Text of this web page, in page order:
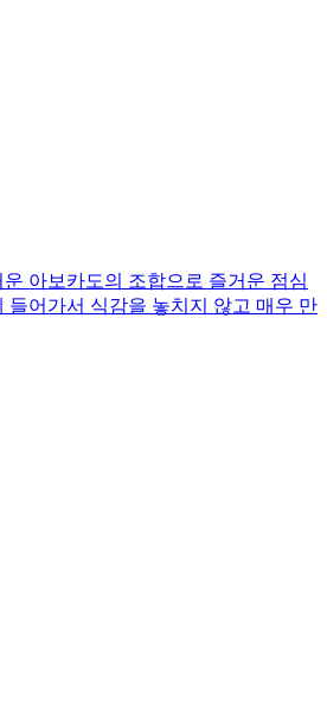
아보카도의 조합으로 즐거운 점심
들어가서 식감을 놓치지 않고 매우 만